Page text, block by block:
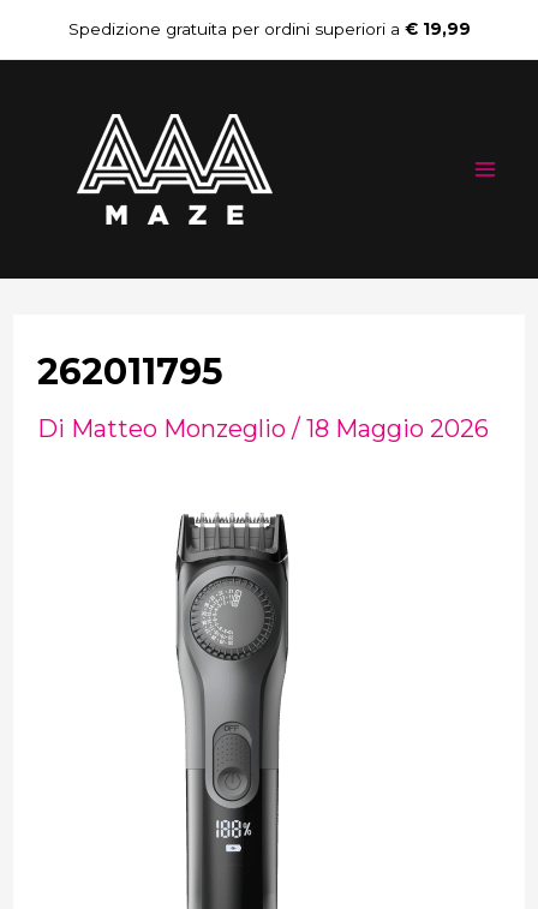
al
contenuto
Spedizione gratuita per ordini superiori a € 19,99
262011795
Di Matteo Monzeglio / 18 Maggio 2026
Navigazione
articoli